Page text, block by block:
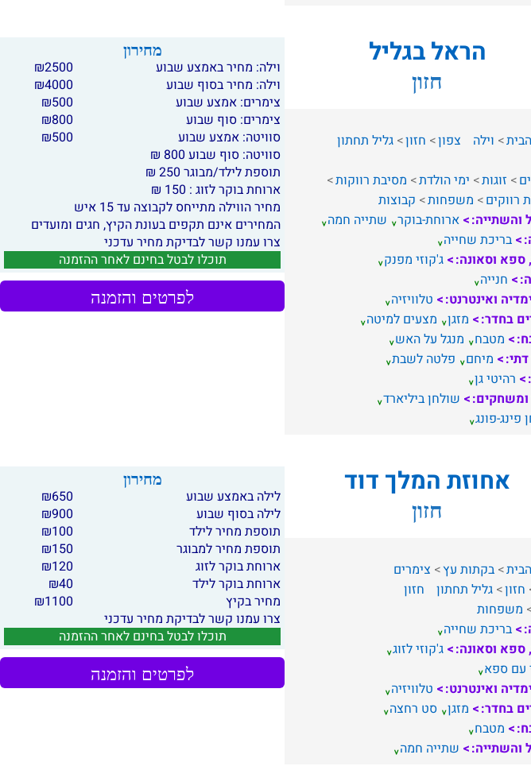
הראל בגליל
חזון
וילה צפון חזון
גליל תחתון
זוגות ימי הולדת
מסיבת רווקות
רווקים
משפחות
קבוצות
והשתייה:
ארוחת-בוקר שתייה חמה
בריכת שחייה
ספא וסאונה:
ג'קוזי מפנק
חנייה
ואינטרנט:
טלוויזיה
בחדר:
מזגן מצעים למיטה
מטבח
מנגל על האש
דתי:
מיחם
פלטה לשבת
רהיטי גן
ומשחקים:
שולחן ביליארד
פינג-פונג
מחירון
וילה: מחיר באמצע שבוע 2500
₪
וילה: מחיר בסוף שבוע
4000
₪
צימרים: אמצע שבוע
500
₪
צימרים: סוף שבוע
800
₪
סוויטה: אמצע שבוע
500
₪
סוויטה: סוף שבוע 800 ₪
תוספת לילד/מבוגר 250 ₪
ארוחת בוקר לזוג : 150 ₪
מחיר הווילה מתייחס לקבוצה עד 15 איש
המחירים אינם תקפים בעונת הקיץ, חגים ומועדים
צרו עמנו קשר לבדיקת מחיר עדכני
תוכלו לבטל בחינם לאחר ההזמנה
לפרטים והזמנה
אחוזת המלך דוד
חזון
בקתות עץ
צימרים
חזון גליל תחתון
חזון
משפחות
בריכת שחייה
ספא וסאונה:
ג'קוזי לזוג
עם ספא
ואינטרנט:
טלוויזיה
בחדר:
מזגן סט רחצה
מטבח
והשתייה:
שתייה חמה
מחירון
לילה באמצע שבוע 650
₪
לילה בסוף שבוע
900
₪
תוספת מחיר לילד
100
₪
תוספת מחיר למבוגר
150
₪
ארוחת בוקר לזוג
120
₪
ארוחת בוקר לילד
40
₪
מחיר בקיץ
1100
₪
צרו עמנו קשר לבדיקת מחיר עדכני
תוכלו לבטל בחינם לאחר ההזמנה
לפרטים והזמנה